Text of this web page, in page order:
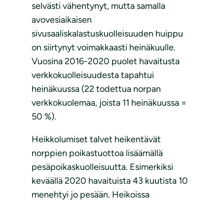
selvästi vähentynyt, mutta samalla
avovesiaikaisen
sivusaaliskalastuskuolleisuuden huippu
on siirtynyt voimakkaasti heinäkuulle.
Vuosina 2016-2020 puolet havaitusta
verkkokuolleisuudesta tapahtui
heinäkuussa (22 todettua norpan
verkkokuolemaa, joista 11 heinäkuussa =
50 %).
Heikkolumiset talvet heikentävät
norppien poikastuottoa lisäämällä
pesäpoikaskuolleisuutta. Esimerkiksi
keväällä 2020 havaituista 43 kuutista 10
menehtyi jo pesään. Heikoissa